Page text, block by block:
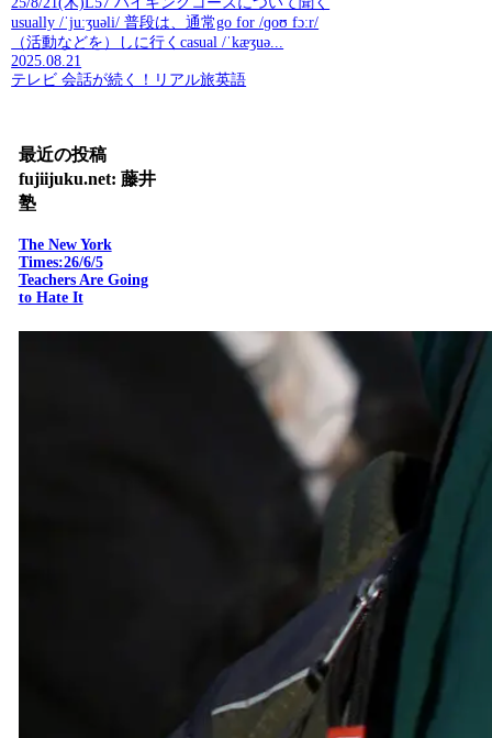
usually /ˈjuːʒuəli/ 普段は、通常go for /ɡoʊ fɔːr/
（活動などを）しに行くcasual /ˈkæʒuə...
2025.08.21
テレビ 会話が続く！リアル旅英語
最近の投稿
fujiijuku.net: 藤井
塾
The New York
Times:26/6/5
Teachers Are Going
to Hate It